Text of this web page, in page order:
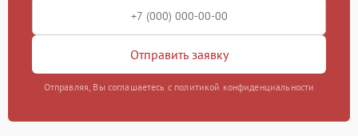
Отправить заявку
Отправляя, Вы соглашаетесь с политикой конфиденциальности